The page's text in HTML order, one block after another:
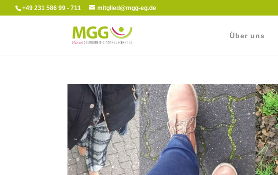
+49 231 586 99 - 711 mitglied@mgg-eg.de
Über uns